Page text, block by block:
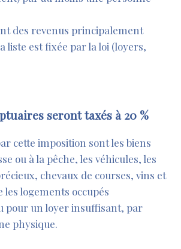
des revenus principalement
liste est fixée par la loi (loyers,
seront taxés à 20 %
cette imposition sont les biens
ou à la pêche, les véhicules, les
chevaux de courses, vins et
les logements occupés
pour un loyer insuffisant, par
physique.